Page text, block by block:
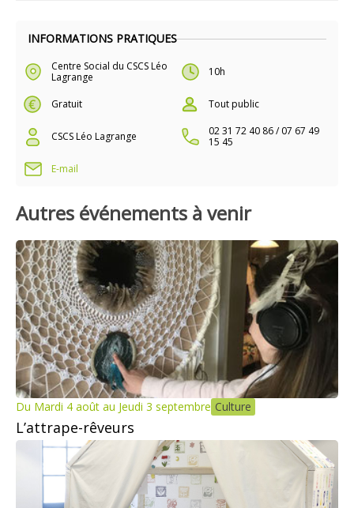
INFORMATIONS PRATIQUES
Centre Social du CSCS Léo
Lagrange
10h
Gratuit Tout public
CSCS Léo Lagrange
02 31 72 40 86 / 07 67 49
15 45
E-mail
Autres événements à venir
Du Mardi 4 août au Jeudi 3 septembre Culture
L’attrape-rêveurs